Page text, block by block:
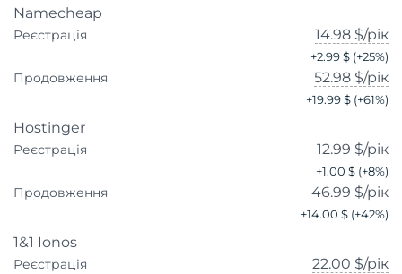
Namecheap
Реєстрація 14.98 $/рік
+2.99 $ (+25%)
Продовження 52.98 $/рік
+19.99 $ (+61%)
Hostinger
Реєстрація 12.99 $/рік
+1.00 $ (+8%)
Продовження 46.99 $/рік
+14.00 $ (+42%)
1&1 Ionos
Реєстрація 22.00 $/рік